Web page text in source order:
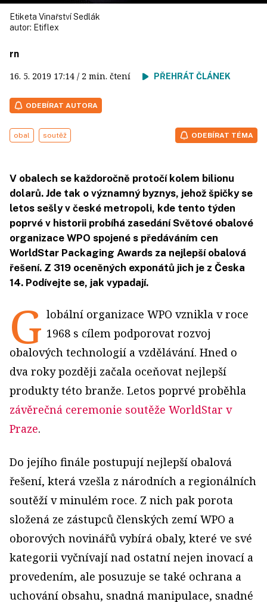
Etiketa Vinařství Sedlák
autor: Etiflex
rn
16. 5. 2019 17:14 / 2 min. čtení PŘEHRÁT ČLÁNEK
ODEBÍRAT AUTORA
obal soutěž ODEBÍRAT TÉMA
V obalech se každoročně protočí kolem bilionu
dolarů. Jde tak o významný byznys, jehož špičky se
letos sešly v české metropoli, kde tento týden
poprvé v historii probíhá zasedání Světové obalové
organizace WPO spojené s předáváním cen
WorldStar Packaging Awards za nejlepší obalová
řešení. Z 319 oceněných exponátů jich je z Česka
14. Podívejte se, jak vypadají.
G lobální organizace WPO vznikla v roce
1968 s cílem podporovat rozvoj
obalových technologií a vzdělávání. Hned o
dva roky později začala oceňovat nejlepší
produkty této branže. Letos poprvé proběhla
závěrečná ceremonie soutěže WorldStar v
Praze.
Do jejího finále postupují nejlepší obalová
řešení, která vzešla z národních a regionálních
soutěží v minulém roce. Z nich pak porota
složená ze zástupců členských zemí WPO a
oborových novinářů vybírá obaly, které ve své
kategorii vyčnívají nad ostatní nejen inovací a
provedením, ale posuzuje se také ochrana a
uchování obsahu, snadná manipulace, snadné